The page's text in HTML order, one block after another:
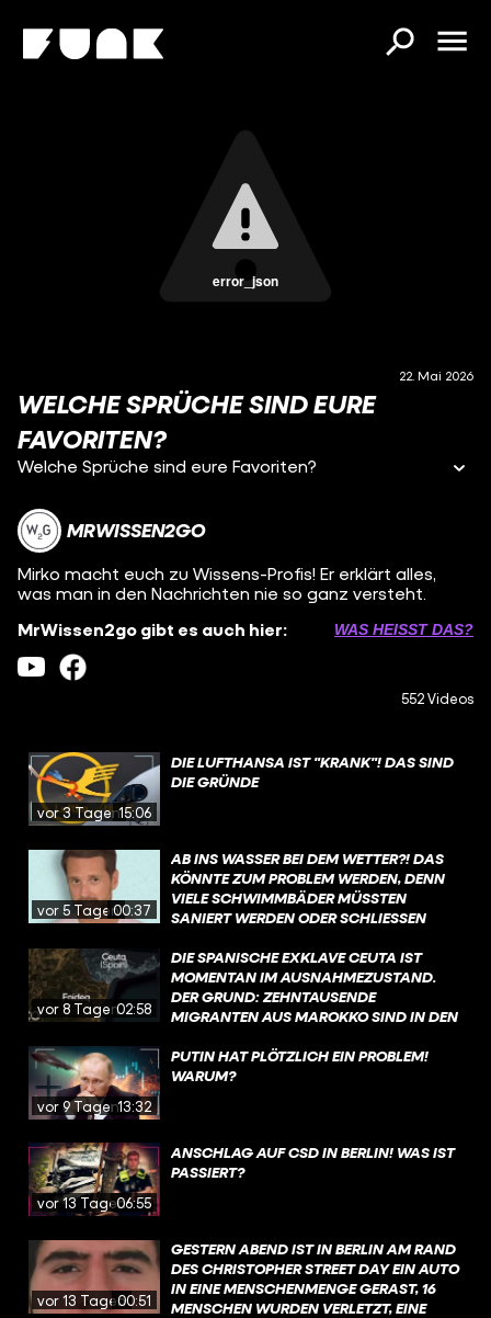
error_json
22. Mai 2026
WELCHE SPRÜCHE SIND EURE
FAVORITEN?
Welche Sprüche sind eure Favoriten?
MRWISSEN2GO
Mirko macht euch zu Wissens-Profis! Er erklärt alles,
was man in den Nachrichten nie so ganz versteht.
MrWissen2go gibt es auch hier:
WAS HEISST DAS?
552 Videos
vor 3 Tagen15:06
DIE LUFTHANSA IST "KRANK"! DAS SIND
DIE GRÜNDE
vor 5 Tagen00:37
AB INS WASSER BEI DEM WETTER?! DAS
KÖNNTE ZUM PROBLEM WERDEN, DENN
VIELE SCHWIMMBÄDER MÜSSTEN
SANIERT WERDEN ODER SCHLIESSEN S
vor 8 Tagen02:58
DIE SPANISCHE EXKLAVE CEUTA IST
MOMENTAN IM AUSNAHMEZUSTAND.
DER GRUND: ZEHNTAUSENDE
MIGRANTEN AUS MAROKKO SIND IN DEN
STADT GELANGT. MEHR ZU DEN
HINTERGRÜNDEN ERFAHRT IHR IN DIESEM
vor 9 Tagen13:32
PUTIN HAT PLÖTZLICH EIN PROBLEM!
WARUM?
vor 13 Tagen06:55
ANSCHLAG AUF CSD IN BERLIN! WAS IST
PASSIERT?
vor 13 Tagen00:51
GESTERN ABEND IST IN BERLIN AM RAND
DES CHRISTOPHER STREET DAY EIN AUTO
IN EINE MENSCHENMENGE GERAST, 16
MENSCHEN WURDEN VERLETZT, EINE